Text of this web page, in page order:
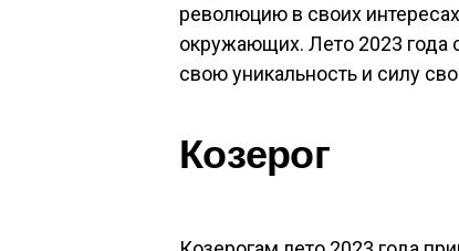
революцию в своих
окружающих. Лето 2023 года
свою уникальность и силу
Козерог